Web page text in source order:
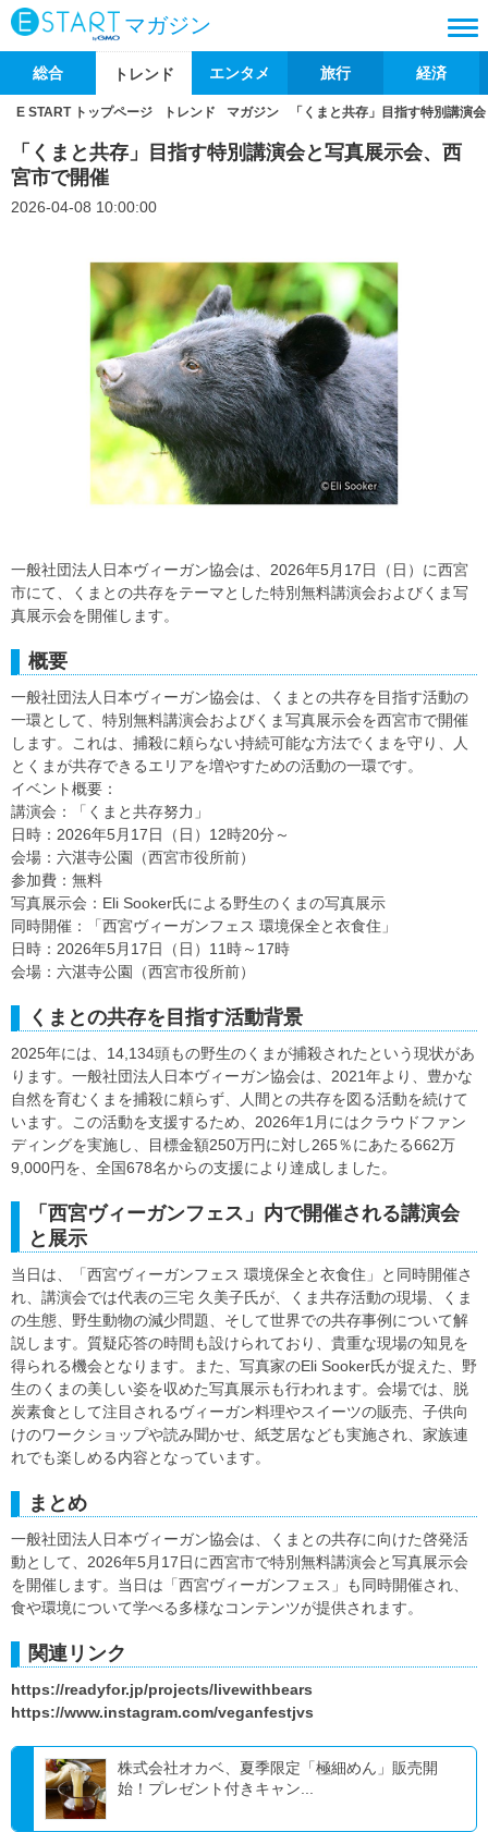
マガジン
総合 トレンド エンタメ 旅行 経済
E START トップページ トレンド マガジン 「くまと共存」目指す特別講演
「くまと共存」目指す特別講演会と写真展示会、西
宮市で開催
2026-04-08 10:00:00
一般社団法人日本ヴィーガン協会は、2026年5月17日（日）に西宮
市にて、くまとの共存をテーマとした特別無料講演会およびくま写
真展示会を開催します。
概要
一般社団法人日本ヴィーガン協会は、くまとの共存を目指す活動の
一環として、特別無料講演会およびくま写真展示会を西宮市で開催
します。これは、捕殺に頼らない持続可能な方法でくまを守り、人
とくまが共存できるエリアを増やすための活動の一環です。
イベント概要：
講演会：「くまと共存努力」
日時：2026年5月17日（日）12時20分～
会場：六湛寺公園（西宮市役所前）
参加費：無料
写真展示会：Eli Sooker氏による野生のくまの写真展示
同時開催：「西宮ヴィーガンフェス 環境保全と衣食住」
日時：2026年5月17日（日）11時～17時
会場：六湛寺公園（西宮市役所前）
くまとの共存を目指す活動背景
2025年には、14,134頭もの野生のくまが捕殺されたという現状があ
ります。一般社団法人日本ヴィーガン協会は、2021年より、豊かな
自然を育むくまを捕殺に頼らず、人間との共存を図る活動を続けて
います。この活動を支援するため、2026年1月にはクラウドファン
ディングを実施し、目標金額250万円に対し265％にあたる662万
9,000円を、全国678名からの支援により達成しました。
「西宮ヴィーガンフェス」内で開催される講演会
と展示
当日は、「西宮ヴィーガンフェス 環境保全と衣食住」と同時開催さ
れ、講演会では代表の三宅 久美子氏が、くま共存活動の現場、くま
の生態、野生動物の減少問題、そして世界での共存事例について解
説します。質疑応答の時間も設けられており、貴重な現場の知見を
得られる機会となります。また、写真家のEli Sooker氏が捉えた、野
生のくまの美しい姿を収めた写真展示も行われます。会場では、脱
炭素食として注目されるヴィーガン料理やスイーツの販売、子供向
けのワークショップや読み聞かせ、紙芝居なども実施され、家族連
れでも楽しめる内容となっています。
まとめ
一般社団法人日本ヴィーガン協会は、くまとの共存に向けた啓発活
動として、2026年5月17日に西宮市で特別無料講演会と写真展示会
を開催します。当日は「西宮ヴィーガンフェス」も同時開催され、
食や環境について学べる多様なコンテンツが提供されます。
関連リンク
https://readyfor.jp/projects/livewithbears
https://www.instagram.com/veganfestjvs
株式会社オカベ、夏季限定「極細めん」販売開
始！プレゼント付きキャン...